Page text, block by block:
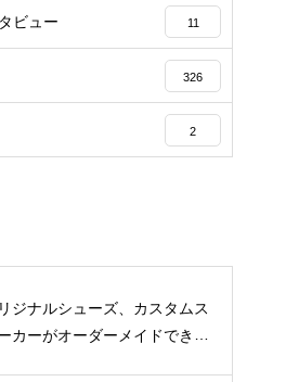
ビュー 11
326
2
ジナルシューズ、カスタムス
カーがオーダーメイドできる